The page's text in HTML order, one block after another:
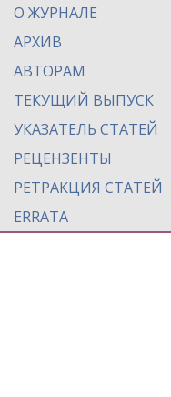
О ЖУРНАЛЕ
АРХИВ
АВТОРАМ
ТЕКУЩИЙ ВЫПУСК
УКАЗАТЕЛЬ СТАТЕЙ
РЕЦЕНЗЕНТЫ
РЕТРАКЦИЯ СТАТЕЙ
ERRATA